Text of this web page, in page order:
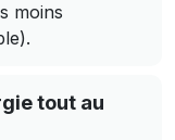
moins
tout au